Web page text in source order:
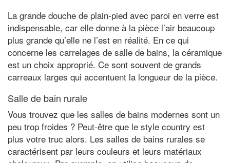
La grande douche de plain-pied avec paroi en verre est
indispensable, car elle donne à la pièce l’air beaucoup
plus grande qu’elle ne l’est en réalité. En ce qui
concerne les carrelages de salle de bains, la céramique
est un choix approprié. Ce sont souvent de grands
carreaux larges qui accentuent la longueur de la pièce.
Salle de bain rurale
Vous trouvez que les salles de bains modernes sont un
peu trop froides ? Peut-être que le style country est
plus votre truc alors. Les salles de bains rurales se
caractérisent par leurs couleurs et leurs matériaux